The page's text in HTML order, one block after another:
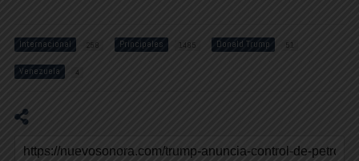
Internacional 258 Principales 1485 Donald Trump 51
Venezuela 4